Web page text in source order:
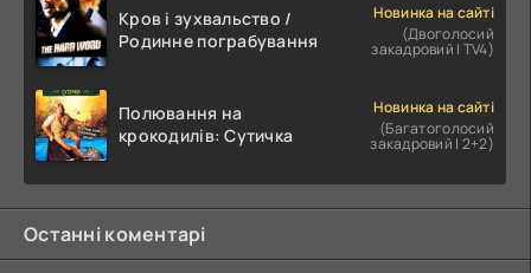
Кров і зухвальство /
Родинне пограбування
Новинка на сайті
(Двоголосий
закадровий | TV4)
Полювання на
крокодилів: Сутичка
Новинка на сайті
(Багатоголосий
закадровий | 2+2)
Останні коментарі